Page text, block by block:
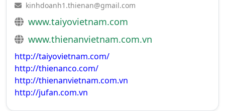
kinhdoanh1.thienan@gmail.com
www.taiyovietnam.com
www.thienanvietnam.com.vn
http://taiyovietnam.com/
http://thienanco.com/
http://thienanvietnam.com.vn
http://jufan.com.vn